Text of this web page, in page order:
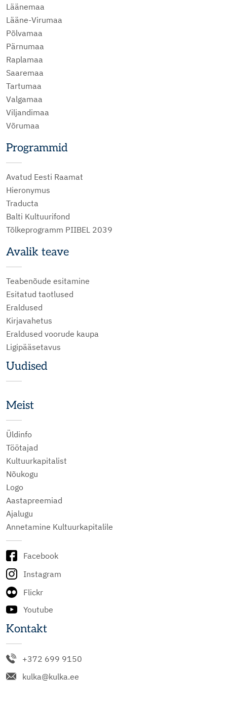
Läänemaa
Lääne-Virumaa
Põlvamaa
Pärnumaa
Raplamaa
Saaremaa
Tartumaa
Valgamaa
Viljandimaa
Võrumaa
Programmid
Avatud Eesti Raamat
Hieronymus
Traducta
Balti Kultuurifond
Tõlkeprogramm PIIBEL 2039
Avalik teave
Teabenõude esitamine
Esitatud taotlused
Eraldused
Kirjavahetus
Eraldused voorude kaupa
Ligipääsetavus
Uudised
Meist
Üldinfo
Töötajad
Kultuurkapitalist
Nõukogu
Logo
Aastapreemiad
Ajalugu
Annetamine Kultuurkapitalile
Facebook
Instagram
Flickr
Youtube
Kontakt
+372 699 9150
kulka@kulka.ee